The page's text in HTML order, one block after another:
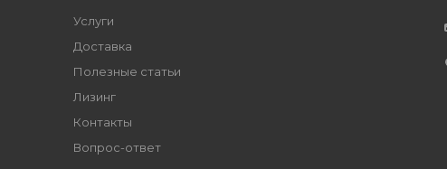
Услуги
Доставка
Полезные статьи
Лизинг
Контакты
Вопрос-ответ